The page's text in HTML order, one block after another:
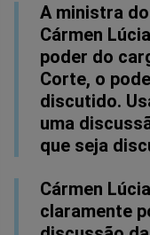
A ministra
Cármen
poder do
Corte, o
discutido.
uma
que seja
Cármen
claramente